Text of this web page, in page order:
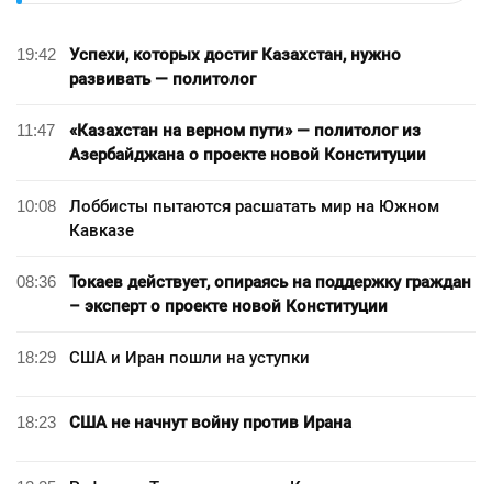
19:42
Успехи, которых достиг Казахстан, нужно
развивать — политолог
11:47
«Казахстан на верном пути» — политолог из
Азербайджана о проекте новой Конституции
10:08
Лоббисты пытаются расшатать мир на Южном
Кавказе
08:36
Токаев действует, опираясь на поддержку граждан
– эксперт о проекте новой Конституции
18:29 США и Иран пошли на уступки
18:23 США не начнут войну против Ирана